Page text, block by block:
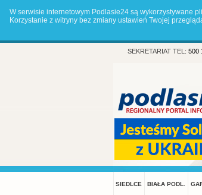
W serwisie internetowym Podlasie24 są wykorzystywane
Korzystanie z witryny bez zmiany ustawień Twojej
SEKRETARIAT TEL: 500
SIEDLCE BIAŁA PODL.